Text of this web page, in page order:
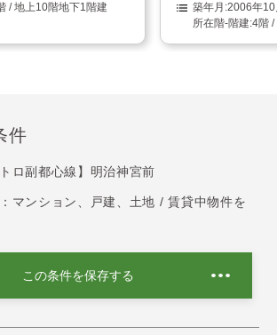
/ 地上10階地下1階建
2006年10
4階 /
件
トロ副都心線】明治神宮前
マンション、戸建、土地 / 賃貸中物件を
この条件を保存する